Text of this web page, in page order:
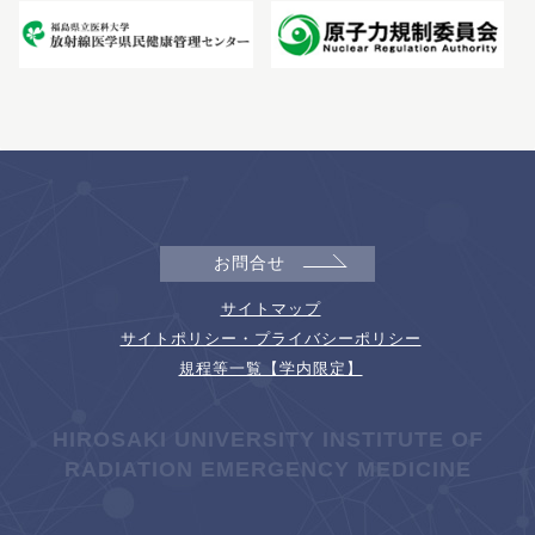
お問合せ
サイトマップ
サイトポリシー・プライバシーポリシー
規程等一覧【学内限定】
HIROSAKI UNIVERSITY INSTITUTE OF
RADIATION EMERGENCY MEDICINE